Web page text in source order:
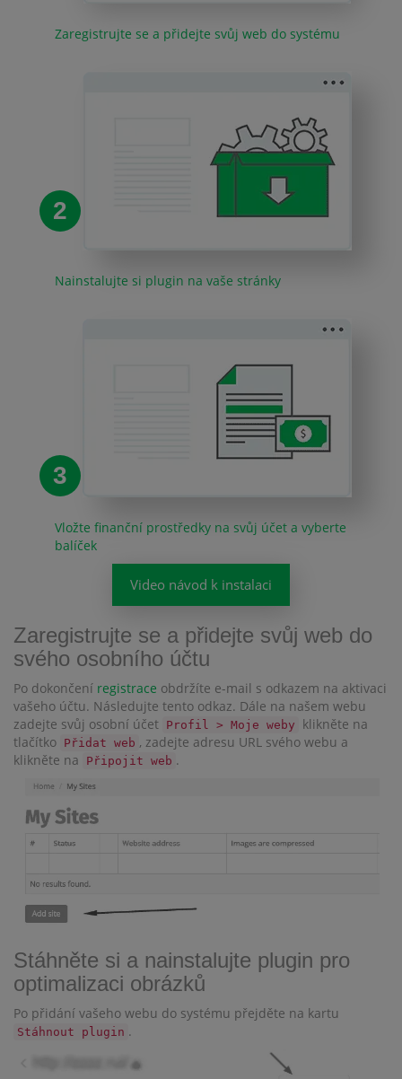
Zaregistrujte se a přidejte svůj web do systému
2
Nainstalujte si plugin na vaše stránky
3
Vložte finanční prostředky na svůj účet a vyberte
balíček
Video návod k instalaci
Zaregistrujte se a přidejte svůj web do
svého osobního účtu
Po dokončení registrace obdržíte e-mail s odkazem na aktivaci
vašeho účtu. Následujte tento odkaz. Dále na našem webu
zadejte svůj osobní účet Profil > Moje weby
klikněte na
tlačítko Přidat web , zadejte adresu URL svého webu a
klikněte na
Připojit web .
Stáhněte si a nainstalujte plugin pro
optimalizaci obrázků
Po přidání vašeho webu do systému přejděte na kartu
Stáhnout plugin .